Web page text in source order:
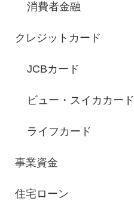
消費者金融
クレジットカード
JCBカード
ビュー・スイカカード
ライフカード
事業資金
住宅ローン